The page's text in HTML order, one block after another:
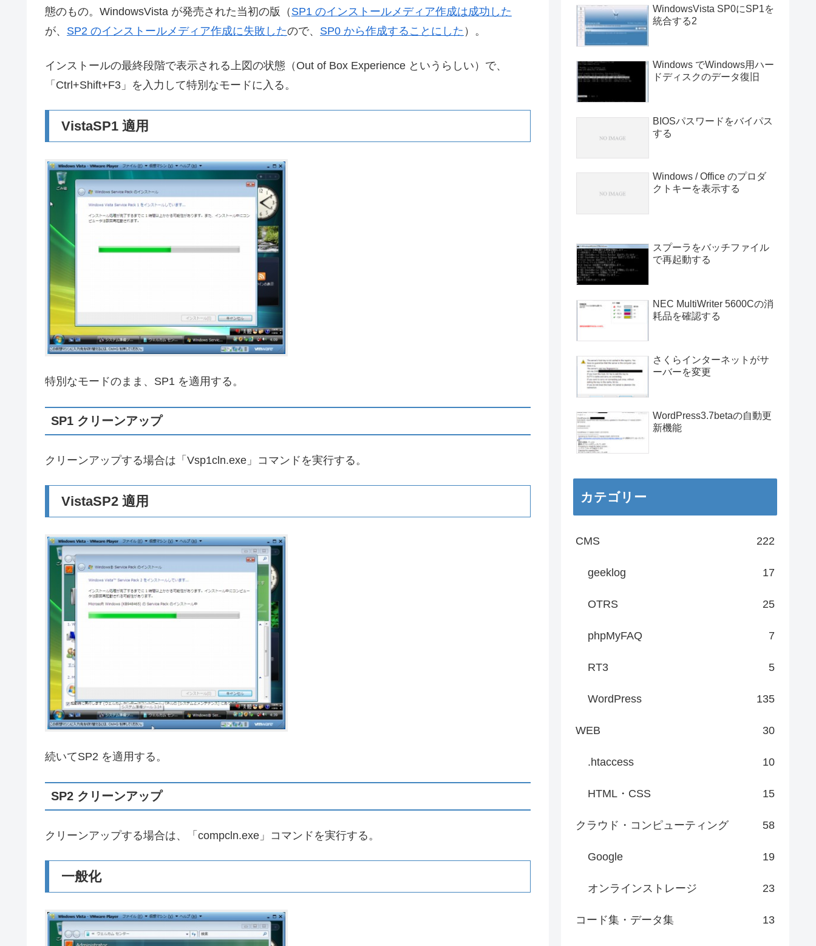
態のもの。WindowsVista が発売された当初の版（ SP1 のインストールメディア作成は成功した
が、 SP2 のインストールメディア作成に失敗したので、 SP0 から作成することにした ）。
インストールの最終段階で表示される上図の状態（Out of Box Experience というらしい）で、
「Ctrl+Shift+F3」を入力して特別なモードに入る。
VistaSP1 適用
特別なモードのまま、SP1 を適用する。
SP1 クリーンアップ
クリーンアップする場合は「Vsp1cln.exe」コマンドを実行する。
VistaSP2 適用
続いてSP2 を適用する。
SP2 クリーンアップ
クリーンアップする場合は、「compcln.exe」コマンドを実行する。
一般化
WindowsVista SP0にSP1を
統合する2
Windows でWindows用ハー
ドディスクのデータ復旧
BIOSパスワードをバイパス
する
Windows / Office のプロダ
クトキーを表示する
スプーラをバッチファイル
で再起動する
NEC MultiWriter 5600Cの消
耗品を確認する
さくらインターネットがサ
ーバーを変更
WordPress3.7betaの自動更
新機能
カテゴリー
CMS 222
geeklog 17
OTRS 25
phpMyFAQ 7
RT3 5
WordPress 135
WEB 30
.htaccess 10
HTML・CSS 15
クラウド・コンピューティング 58
Google 19
オンラインストレージ 23
コード集・データ集 13